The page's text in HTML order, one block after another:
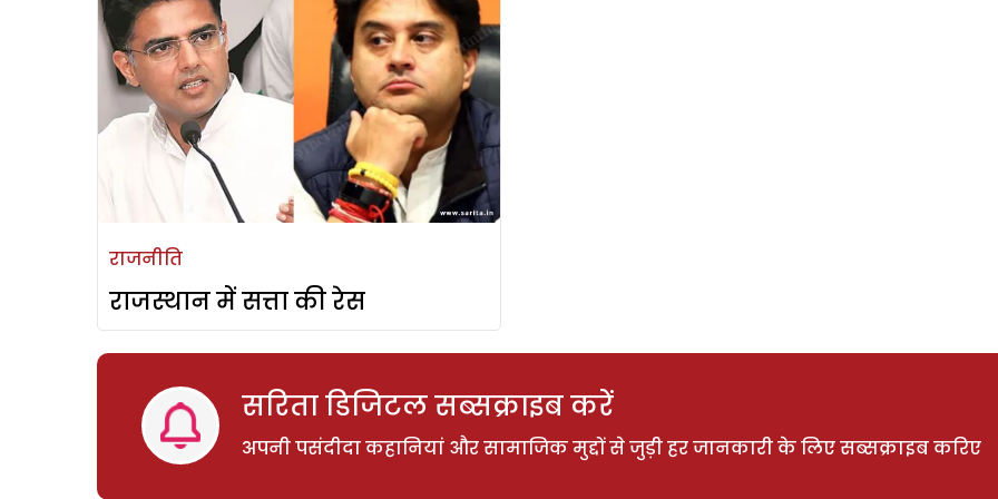
राजनीति
राजस्थान में सत्ता की रेस
सरिता डिजिटल सब्सक्राइब करें
अपनी पसंदीदा कहानियां और सामाजिक मुद्दों से जुड़ी हर जानकारी के लिए सब्सक्राइब करिए